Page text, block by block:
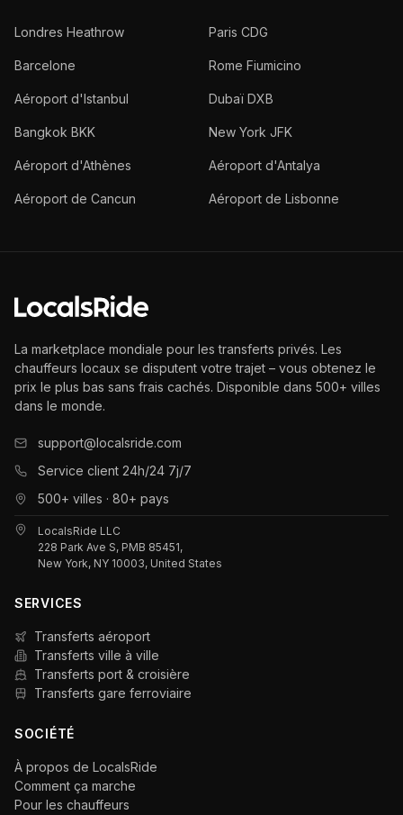
Londres Heathrow Paris CDG
Barcelone Rome Fiumicino
Aéroport d'Istanbul Dubaï DXB
Bangkok BKK New York JFK
Aéroport d'Athènes Aéroport d'Antalya
Aéroport de Cancun Aéroport de Lisbonne
La marketplace mondiale pour les transferts privés. Les
chauffeurs locaux se disputent votre trajet – vous obtenez le
prix le plus bas sans frais cachés. Disponible dans 500+ villes
dans le monde.
support@localsride.com
Service client 24h/24 7j/7
500+ villes · 80+ pays
LocalsRide LLC
228 Park Ave S, PMB 85451,
New York, NY 10003, United States
SERVICES
Transferts aéroport
Transferts ville à ville
Transferts port & croisière
Transferts gare ferroviaire
SOCIÉTÉ
À propos de LocalsRide
Comment ça marche
Pour les chauffeurs